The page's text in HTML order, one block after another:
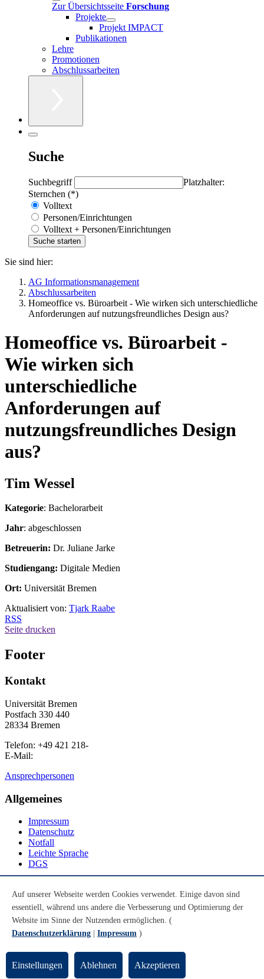
Zur Übersichtsseite Forschung
Projekte
Projekt IMPACT
Publikationen
Lehre
Promotionen
Abschlussarbeiten
Suche
Suchbegriff
Platzhalter:
Sternchen (*)
Volltext
Personen/Einrichtungen
Volltext + Personen/Einrichtungen
Sie sind hier:
AG Informationsmanagement
Abschlussarbeiten
Homeoffice vs. Büroarbeit - Wie wirken sich unterschiedliche
Anforderungen auf nutzungsfreundliches Design aus?
Homeoffice vs. Büroarbeit -
Wie wirken sich
unterschiedliche
Anforderungen auf
nutzungsfreundliches Design
aus?
Tim Wessel
Kategorie: Bachelorarbeit
Jahr: abgeschlossen
Betreuerin: Dr. Juliane Jarke
Studiengang: Digitale Medien
Ort: Universität Bremen
Aktualisiert von: Tjark Raabe
RSS
Seite drucken
Footer
Kontakt
Universität Bremen
Postfach 330 440
28334 Bremen
Telefon: +49 421 218-
E-Mail:
Ansprechpersonen
Allgemeines
Impressum
Datenschutz
Notfall
Leichte Sprache
DGS
Youtube
Instagram
LinkedIn
© Universität Bremen 2026
Auf unserer Webseite werden Cookies verwendet. Einige davon sind
essentiell, während uns andere die Verbesserung und Optimierung der
Website im Sinne der Nutzenden ermöglichen. (
Datenschutzerklärung
Impressum )
Einstellungen Ablehnen Akzeptieren